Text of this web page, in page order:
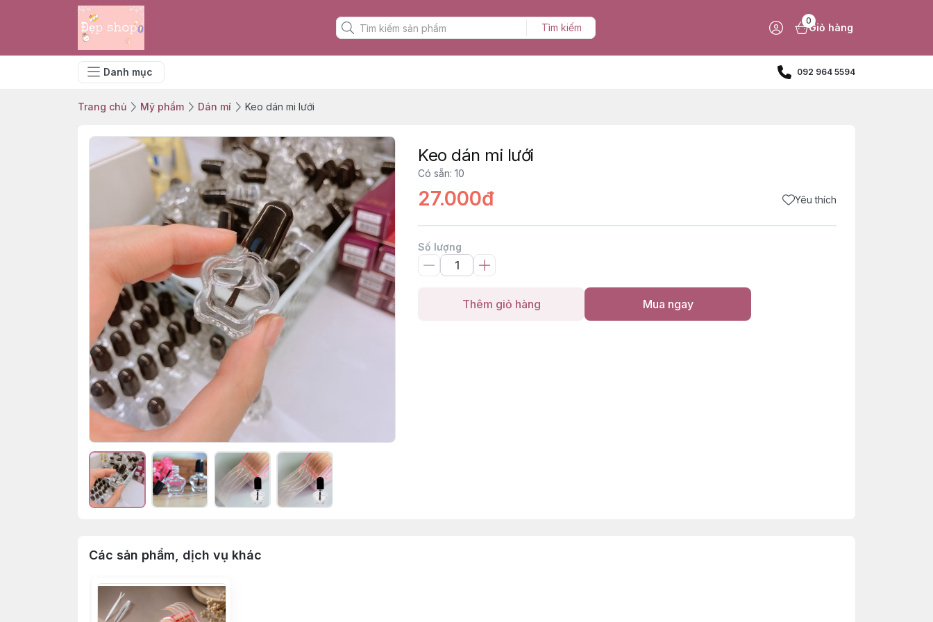
Tìm kiếm
0
Giỏ hàng
Danh mục 092 964 5594
Trang chủ Mỹ phẩm Dán mí Keo dán mi lưới
Keo dán mi lưới
Có sẵn: 10
27.000đ Yêu thích
Số lượng
Thêm giỏ hàng Mua ngay
Các sản phẩm, dịch vụ khác